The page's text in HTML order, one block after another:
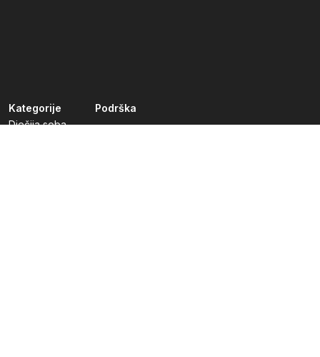
Kategorije
Dječija soba
Podrška